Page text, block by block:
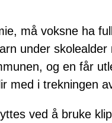
må voksne ha
under
og en får
med i trekningen
ved å bruke